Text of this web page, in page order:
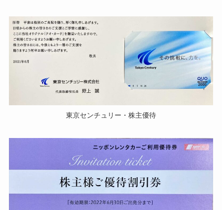
東京センチュリー・株主優待